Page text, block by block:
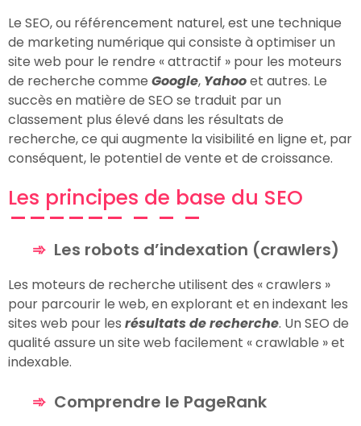
Le SEO, ou référencement naturel, est une technique
de marketing numérique qui consiste à optimiser un
site web pour le rendre « attractif » pour les moteurs
de recherche comme Google, Yahooet autres. Le
succès en matière de SEO se traduit par un
classement plus élevé dans les résultats de
recherche, ce qui augmente la visibilité en ligne et, par
conséquent, le potentiel de vente et de croissance.
Les principes de base du SEO
Les robots d’indexation (crawlers)
Les moteurs de recherche utilisent des « crawlers »
pour parcourir le web, en explorant et en indexant les
sites web pour les résultats de recherche. Un SEO de
qualité assure un site web facilement « crawlable » et
indexable.
Comprendre le PageRank